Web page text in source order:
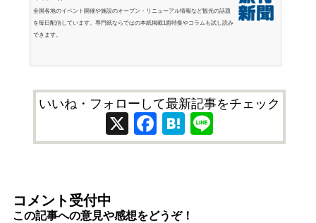
全国各地のイベント開催や施設のオープン・リニューアル情報など観光の話題
を毎日配信しています。専門紙ならではの本紙掲載1面特集やコラムも試し読み
できます。
いいね・フォローして最新記事をチェック
X Facebook
Hatena
コメント受付中
この記事への意見や感想をどうぞ！